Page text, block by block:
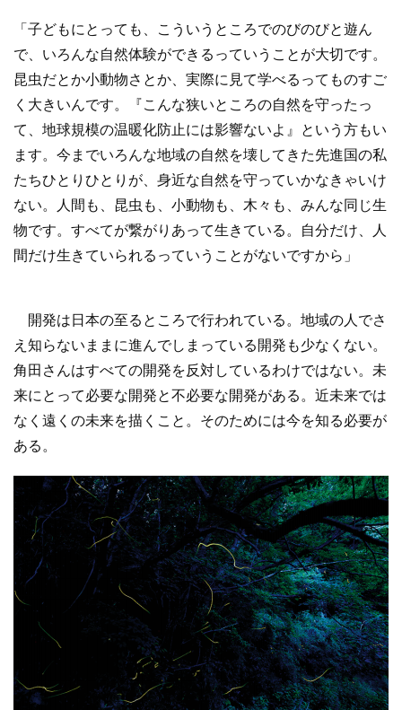
「子どもにとっても、こういうところでのびのびと遊ん
で、いろんな自然体験ができるっていうことが大切です。
昆虫だとか小動物さとか、実際に見て学べるってものすご
く大きいんです。『こんな狭いところの自然を守ったっ
て、地球規模の温暖化防止には影響ないよ』という方もい
ます。今までいろんな地域の自然を壊してきた先進国の私
たちひとりひとりが、身近な自然を守っていかなきゃいけ
ない。人間も、昆虫も、小動物も、木々も、みんな同じ生
物です。すべてが繋がりあって生きている。自分だけ、人
間だけ生きていられるっていうことがないですから」
開発は日本の至るところで行われている。地域の人でさ
え知らないままに進んでしまっている開発も少なくない。
角田さんはすべての開発を反対しているわけではない。未
来にとって必要な開発と不必要な開発がある。近未来では
なく遠くの未来を描くこと。そのためには今を知る必要が
ある。